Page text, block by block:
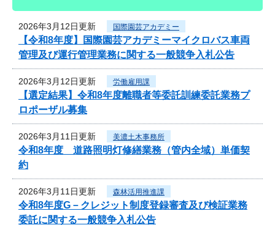
2026年3月12日更新 国際園芸アカデミー
【令和8年度】国際園芸アカデミーマイクロバス車両
管理及び運行管理業務に関する一般競争入札公告
2026年3月12日更新 労働雇用課
【選定結果】令和8年度離職者等委託訓練委託業務プ
ロポーザル募集
2026年3月11日更新 美濃土木事務所
令和8年度 道路照明灯修繕業務（管内全域）単価契
約
2026年3月11日更新 森林活用推進課
令和8年度G－クレジット制度登録審査及び検証業務
委託に関する一般競争入札公告